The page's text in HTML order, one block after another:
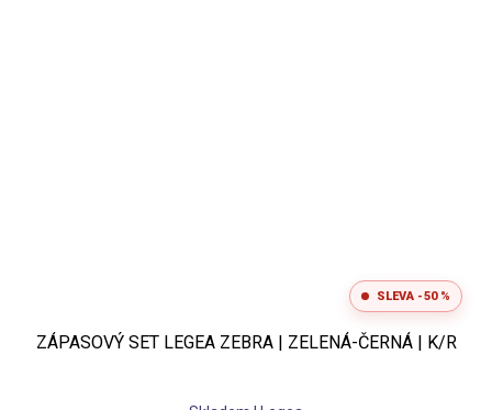
SLEVA -50 %
ZÁPASOVÝ SET LEGEA ZEBRA | ZELENÁ-ČERNÁ | K/R